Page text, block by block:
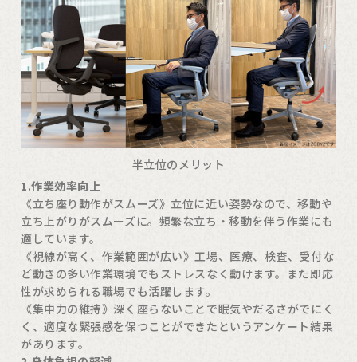
半立位のメリット
1.作業効率向上
《立ち座り動作がスムーズ》立位に近い姿勢なので、移動や
立ち上がりがスムーズに。頻繁な立ち・移動を伴う作業にも
適しています。
《視線が高く、作業範囲が広い》工場、医療、検査、受付な
ど動きの多い作業環境でもストレスなく動けます。また即応
性が求められる職場でも活躍します。
《集中力の維持》深く座らないことで眠気やだるさがでにく
く、適度な緊張感を保つことができたというアンケート結果
があります。